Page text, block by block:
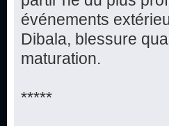
événements
Dibala, blessure
maturation.
*****